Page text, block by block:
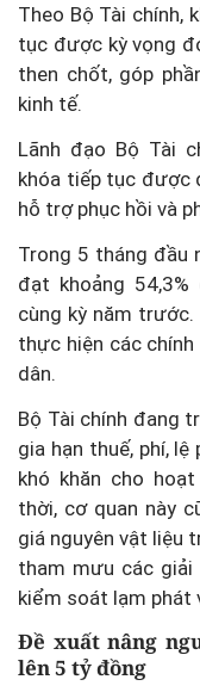
Theo Bộ Tài chính,
tục được kỳ vọng
then chốt, góp
kinh tế.
Lãnh đạo Bộ Tài
khóa tiếp tục được
hỗ trợ phục hồi và
Trong 5 tháng đầu
đạt khoảng
cùng kỳ năm
thực hiện các
dân.
Bộ Tài chính đang
gia hạn thuế, phí,
khó khăn cho
thời, cơ quan này
giá nguyên vật liệu
tham mưu các giải
kiểm soát lạm phát
Đề xuất nâng
lên 5 tỷ đồng